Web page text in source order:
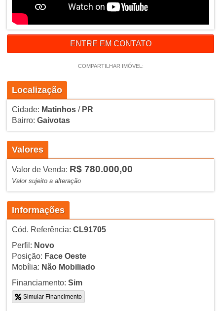
ENTRE EM CONTATO
COMPARTILHAR IMÓVEL:
Localização
Cidade: Matinhos/ PR
Bairro: Gaivotas
Valores
Valor de Venda: R$ 780.000,00
Valor sujeito a alteração
Informações
Cód. Referência: CL91705
Perfil: Novo
Posição: Face Oeste
Mobília: Não Mobiliado
Financiamento: Sim
Simular Financimento